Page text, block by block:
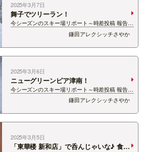
2025年3月7日
舞子でツリーラン！
今シーズンのスキー場リポート～時差投稿 報告ブ
ログ⑨～ 久しぶりの舞子スノーリゾート！！ 奥
添地エリア中心にあそんできました。 今回ははじ
めてのHaglöfsツリーランエリアに挑戦！
&nbs…
鎌田アレクシッチさやか
2025年3月6日
ニューグリーンピア津南！
今シーズンのスキー場リポート～時差投稿 報告ブ
ログ⑧～ 津南町のニュー・グリーンピア津南ス
キー場！ 新潟屈指の豪雪地が誇るふかふか雪！
去年とまったく同じ場所のくぼみ転びましたが、
イタクナカ…
鎌田アレクシッチさやか
2025年3月5日
「東華楼 新和店」で呑んじゃいな♪ 食べ